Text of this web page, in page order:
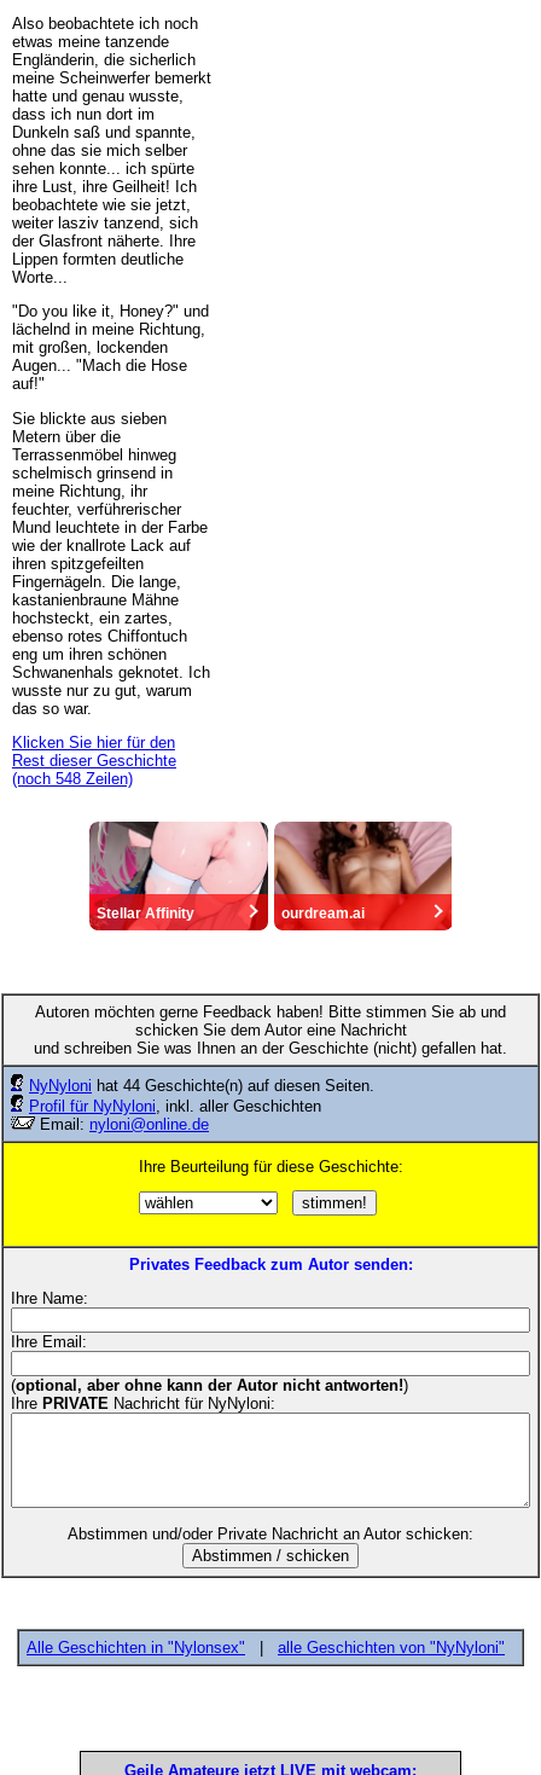
Also beobachtete ich noch
etwas meine tanzende
Engländerin, die sicherlich
meine Scheinwerfer bemerkt
hatte und genau wusste,
dass ich nun dort im
Dunkeln saß und spannte,
ohne das sie mich selber
sehen konnte... ich spürte
ihre Lust, ihre Geilheit! Ich
beobachtete wie sie jetzt,
weiter lasziv tanzend, sich
der Glasfront näherte. Ihre
Lippen formten deutliche
Worte...
"Do you like it, Honey?" und
lächelnd in meine Richtung,
mit großen, lockenden
Augen... "Mach die Hose
auf!"
Sie blickte aus sieben
Metern über die
Terrassenmöbel hinweg
schelmisch grinsend in
meine Richtung, ihr
feuchter, verführerischer
Mund leuchtete in der Farbe
wie der knallrote Lack auf
ihren spitzgefeilten
Fingernägeln. Die lange,
kastanienbraune Mähne
hochsteckt, ein zartes,
ebenso rotes Chiffontuch
eng um ihren schönen
Schwanenhals geknotet. Ich
wusste nur zu gut, warum
das so war.
Klicken Sie hier für den
Rest dieser Geschichte
(noch 548 Zeilen)
Stellar Affinity ourdream.ai
Autoren möchten gerne Feedback haben! Bitte stimmen Sie ab und
schicken Sie dem Autor eine Nachricht
und schreiben Sie was Ihnen an der Geschichte (nicht) gefallen hat.
NyNyloni hat 44 Geschichte(n) auf diesen Seiten.
Profil für NyNyloni , inkl. aller Geschichten
Email: nyloni@online.de
Ihre Beurteilung für diese Geschichte:
Privates Feedback zum Autor senden:
Ihre Name:
Ihre Email:
(optional, aber ohne kann der Autor nicht antworten!)
Ihre PRIVATE Nachricht für NyNyloni:
Abstimmen und/oder Private Nachricht an Autor schicken:
Alle Geschichten in "Nylonsex" | alle Geschichten von "NyNyloni"
Geile Amateure jetzt LIVE mit webcam: